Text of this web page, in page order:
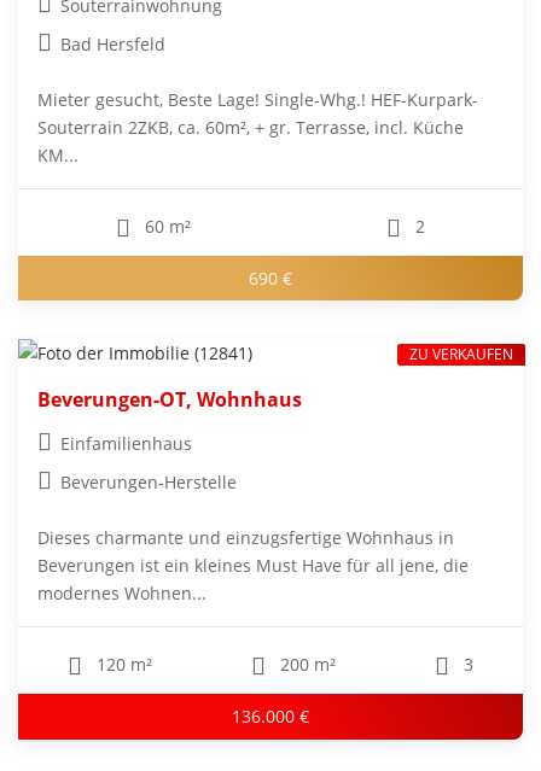
Souterrainwohnung
Bad Hersfeld
Mieter gesucht, Beste Lage! Single-Whg.! HEF-Kurpark-
Souterrain 2ZKB, ca. 60m², + gr. Terrasse, incl. Küche
KM...
60 m² 2
690 €
Beverungen-OT, Wohnhaus
Einfamilienhaus
Beverungen-Herstelle
Dieses charmante und einzugsfertige Wohnhaus in
Beverungen ist ein kleines Must Have für all jene, die
modernes Wohnen...
120 m² 200 m² 3
136.000 €
ZU VERKAUFEN